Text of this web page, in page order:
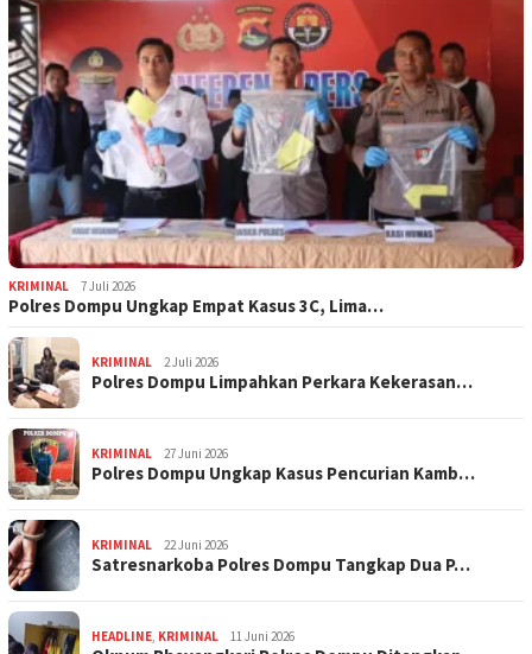
KRIMINAL 7 Juli 2026
Polres Dompu Ungkap Empat Kasus 3C, Lima…
KRIMINAL 2 Juli 2026
Polres Dompu Limpahkan Perkara Kekerasan…
KRIMINAL 27 Juni 2026
Polres Dompu Ungkap Kasus Pencurian Kamb…
KRIMINAL 22 Juni 2026
Satresnarkoba Polres Dompu Tangkap Dua P…
HEADLINE, KRIMINAL 11 Juni 2026